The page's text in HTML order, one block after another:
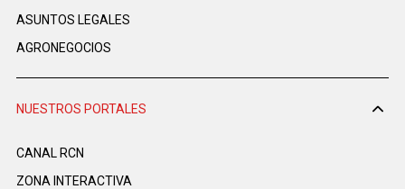
ASUNTOS LEGALES
AGRONEGOCIOS
NUESTROS PORTALES
CANAL RCN
ZONA INTERACTIVA